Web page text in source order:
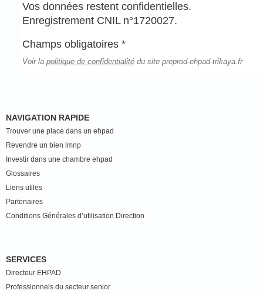
Vos données restent confidentielles.
Enregistrement CNIL n°1720027.
Champs obligatoires *
Voir la politique de confidentialité du site preprod-ehpad-trikaya.fr
NAVIGATION RAPIDE
Trouver une place dans un ehpad
Revendre un bien lmnp
Investir dans une chambre ehpad
Glossaires
Liens utiles
Partenaires
Conditions Générales d’utilisation Direction
SERVICES
Directeur EHPAD
Professionnels du secteur senior